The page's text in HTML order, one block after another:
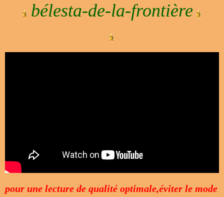
bélesta-de-la-frontière
pour une lecture de qualité optimale,éviter le mode